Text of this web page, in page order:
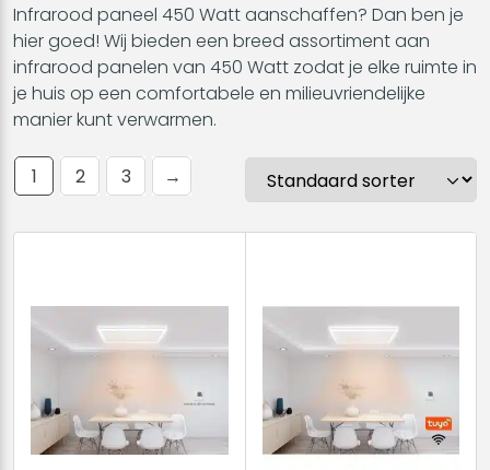
Infrarood paneel 450 Watt aanschaffen? Dan ben je
hier goed! Wij bieden een breed assortiment aan
infrarood panelen van 450 Watt zodat je elke ruimte in
je huis op een comfortabele en milieuvriendelijke
manier kunt verwarmen.
1 2 3 →